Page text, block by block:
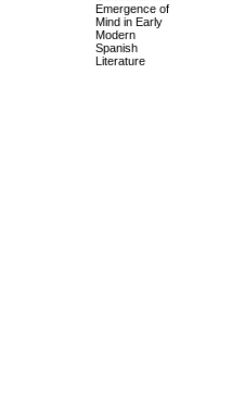
Emergence of
Mind in Early
Modern
Spanish
Literature